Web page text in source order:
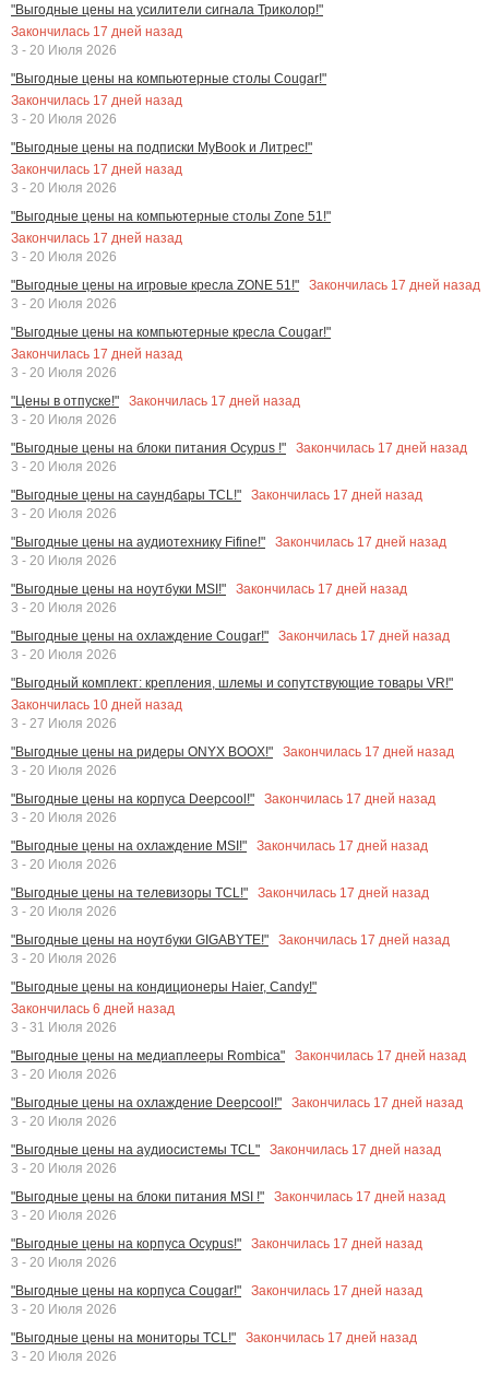
"Выгодные цены на усилители сигнала Триколор!"
Закончилась 17 дней назад
3 - 20 Июля 2026
"Выгодные цены на компьютерные столы Cougar!"
Закончилась 17 дней назад
3 - 20 Июля 2026
"Выгодные цены на подписки MyBook и Литрес!"
Закончилась 17 дней назад
3 - 20 Июля 2026
"Выгодные цены на компьютерные столы Zone 51!"
Закончилась 17 дней назад
3 - 20 Июля 2026
"Выгодные цены на игровые кресла ZONE 51!"
Закончилась 17 дней назад
3 - 20 Июля 2026
"Выгодные цены на компьютерные кресла Cougar!"
Закончилась 17 дней назад
3 - 20 Июля 2026
"Цены в отпуске!"
Закончилась 17 дней назад
3 - 20 Июля 2026
"Выгодные цены на блоки питания Ocypus !"
Закончилась 17 дней назад
3 - 20 Июля 2026
"Выгодные цены на саундбары TCL!"
Закончилась 17 дней назад
3 - 20 Июля 2026
"Выгодные цены на аудиотехнику Fifine!"
Закончилась 17 дней назад
3 - 20 Июля 2026
"Выгодные цены на ноутбуки MSI!"
Закончилась 17 дней назад
3 - 20 Июля 2026
"Выгодные цены на охлаждение Cougar!"
Закончилась 17 дней назад
3 - 20 Июля 2026
"Выгодный комплект: крепления, шлемы и сопутствующие товары VR!"
Закончилась 10 дней назад
3 - 27 Июля 2026
"Выгодные цены на ридеры ONYX BOOX!"
Закончилась 17 дней назад
3 - 20 Июля 2026
"Выгодные цены на корпуса Deepcool!"
Закончилась 17 дней назад
3 - 20 Июля 2026
"Выгодные цены на охлаждение MSI!"
Закончилась 17 дней назад
3 - 20 Июля 2026
"Выгодные цены на телевизоры TCL!"
Закончилась 17 дней назад
3 - 20 Июля 2026
"Выгодные цены на ноутбуки GIGABYTE!"
Закончилась 17 дней назад
3 - 20 Июля 2026
"Выгодные цены на кондиционеры Haier, Candy!"
Закончилась 6 дней назад
3 - 31 Июля 2026
"Выгодные цены на медиаплееры Rombica"
Закончилась 17 дней назад
3 - 20 Июля 2026
"Выгодные цены на охлаждение Deepcool!"
Закончилась 17 дней назад
3 - 20 Июля 2026
"Выгодные цены на аудиосистемы TCL"
Закончилась 17 дней назад
3 - 20 Июля 2026
"Выгодные цены на блоки питания MSI !"
Закончилась 17 дней назад
3 - 20 Июля 2026
"Выгодные цены на корпуса Ocypus!"
Закончилась 17 дней назад
3 - 20 Июля 2026
"Выгодные цены на корпуса Cougar!"
Закончилась 17 дней назад
3 - 20 Июля 2026
"Выгодные цены на мониторы TCL!"
Закончилась 17 дней назад
3 - 20 Июля 2026